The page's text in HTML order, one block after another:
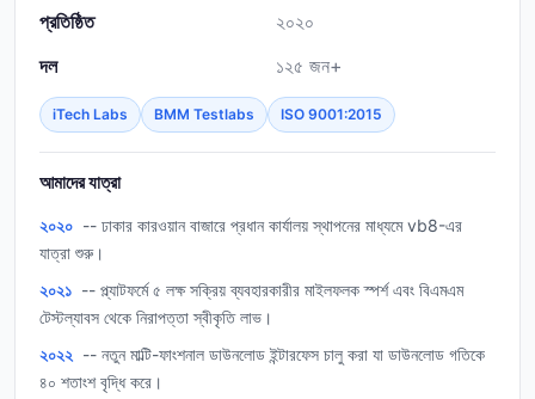
প্রতিষ্ঠিত
২০২০
দল
১২৫ জন+
iTech Labs BMM Testlabs ISO 9001:2015
আমাদের যাত্রা
২০২০ -- ঢাকার কারওয়ান বাজারে প্রধান কার্যালয় স্থাপনের মাধ্যমে vb8-এর
যাত্রা শুরু।
২০২১ -- প্ল্যাটফর্মে ৫ লক্ষ সক্রিয় ব্যবহারকারীর মাইলফলক স্পর্শ এবং বিএমএম
টেস্টল্যাবস থেকে নিরাপত্তা স্বীকৃতি লাভ।
২০২২ -- নতুন মাল্টি-ফাংশনাল ডাউনলোড ইন্টারফেস চালু করা যা ডাউনলোড গতিকে
৪০ শতাংশ বৃদ্ধি করে।